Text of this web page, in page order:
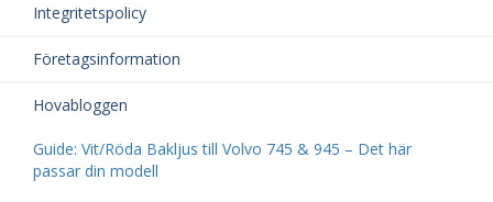
Integritetspolicy
Företagsinformation
Hovabloggen
Guide: Vit/Röda Bakljus till Volvo 745 & 945 – Det här
passar din modell